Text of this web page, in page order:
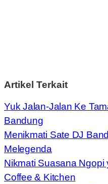
Artikel Terkait
Yuk Jalan-Jalan Ke
Bandung
Menikmati Sate DJ
Melegenda
Nikmati Suasana
Coffee & Kitchen